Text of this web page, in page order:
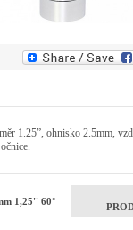
1.25”, ohnisko 2.5mm,
1,25'' 60°